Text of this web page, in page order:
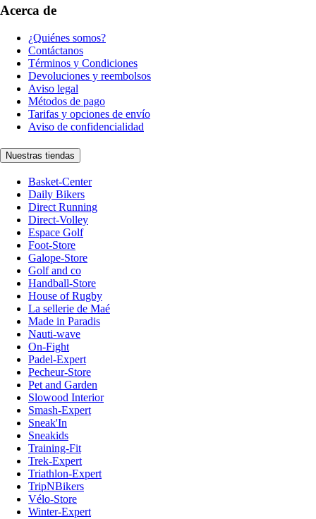
Acerca de
¿Quiénes somos?
Contáctanos
Términos y Condiciones
Devoluciones y reembolsos
Aviso legal
Métodos de pago
Tarifas y opciones de envío
Aviso de confidencialidad
Nuestras tiendas
Basket-Center
Daily Bikers
Direct Running
Direct-Volley
Espace Golf
Foot-Store
Galope-Store
Golf and co
Handball-Store
House of Rugby
La sellerie de Maé
Made in Paradis
Nauti-wave
On-Fight
Padel-Expert
Pecheur-Store
Pet and Garden
Slowood Interior
Smash-Expert
Sneak'In
Sneakids
Training-Fit
Trek-Expert
Triathlon-Expert
TripNBikers
Vélo-Store
Winter-Expert